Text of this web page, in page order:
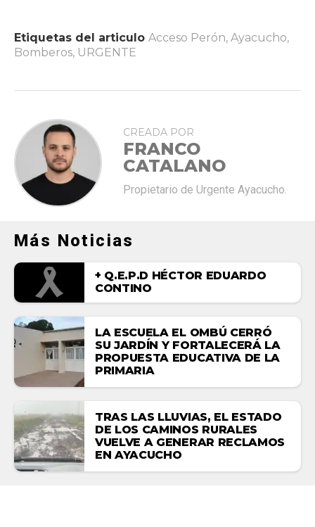
Etiquetas del articulo Acceso Perón, Ayacucho,
Bomberos, URGENTE
CREADA POR
FRANCO
CATALANO
Propietario de Urgente Ayacucho.
Más Noticias
+ Q.E.P.D HÉCTOR EDUARDO
CONTINO
LA ESCUELA EL OMBÚ CERRÓ
SU JARDÍN Y FORTALECERÁ LA
PROPUESTA EDUCATIVA DE LA
PRIMARIA
TRAS LAS LLUVIAS, EL ESTADO
DE LOS CAMINOS RURALES
VUELVE A GENERAR RECLAMOS
EN AYACUCHO